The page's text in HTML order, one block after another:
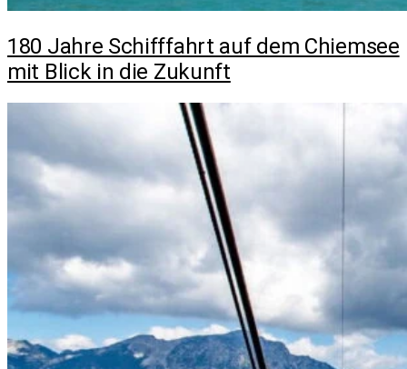
180 Jahre Schifffahrt auf dem Chiemsee
mit Blick in die Zukunft